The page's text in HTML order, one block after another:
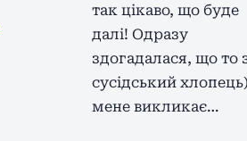
так цікаво, що буде
далі! Одразу
здогадалася, що то
сусідський
мене викликає…